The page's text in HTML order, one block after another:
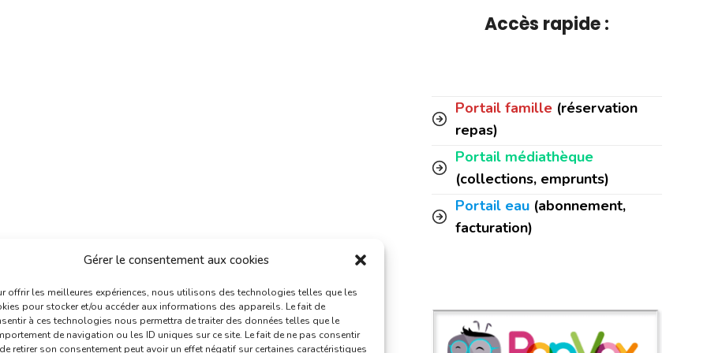
Gérer le consentement aux cookies
offrir les meilleures expériences, nous utilisons des technologies telles que les
pour stocker et/ou accéder aux informations des appareils. Le fait de
à ces technologies nous permettra de traiter des données telles que le
de navigation ou les ID uniques sur ce site. Le fait de ne pas consentir
retirer son consentement peut avoir un effet négatif sur certaines caractéristiques
Accès rapide :
Portail famille (réservation
repas)
Portail médiathèque
(collections, emprunts)
Portail eau (abonnement,
facturation)